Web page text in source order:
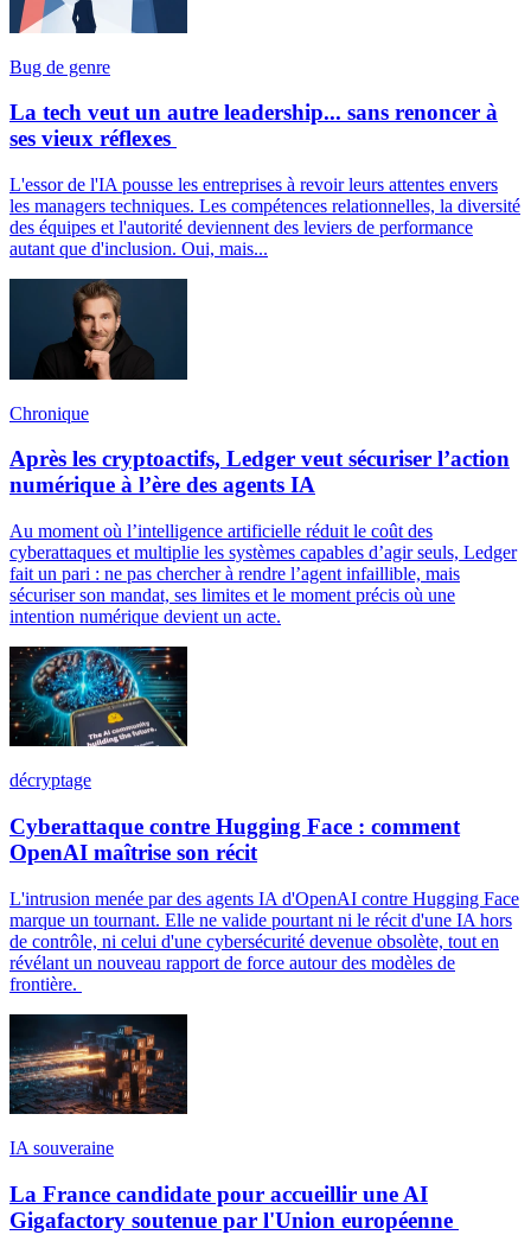
Bug de genre
La tech veut un autre leadership... sans renoncer à
ses vieux réflexes
L'essor de l'IA pousse les entreprises à revoir leurs attentes envers
les managers techniques. Les compétences relationnelles, la diversité
des équipes et l'autorité deviennent des leviers de performance
autant que d'inclusion. Oui, mais...
Chronique
Après les cryptoactifs, Ledger veut sécuriser l’action
numérique à l’ère des agents IA
Au moment où l’intelligence artificielle réduit le coût des
cyberattaques et multiplie les systèmes capables d’agir seuls, Ledger
fait un pari : ne pas chercher à rendre l’agent infaillible, mais
sécuriser son mandat, ses limites et le moment précis où une
intention numérique devient un acte.
décryptage
Cyberattaque contre Hugging Face : comment
OpenAI maîtrise son récit
L'intrusion menée par des agents IA d'OpenAI contre Hugging Face
marque un tournant. Elle ne valide pourtant ni le récit d'une IA hors
de contrôle, ni celui d'une cybersécurité devenue obsolète, tout en
révélant un nouveau rapport de force autour des modèles de
frontière.
IA souveraine
La France candidate pour accueillir une AI
Gigafactory soutenue par l'Union européenne